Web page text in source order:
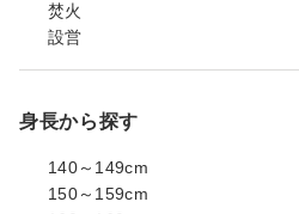
焚火
設営
身長から探す
140～149cm
150～159cm